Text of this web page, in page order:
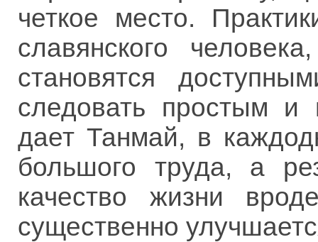
четкое место.
славянского
становятся
следовать простым и
дает Танмай, в
большого труда, а
качество жизни
существенно